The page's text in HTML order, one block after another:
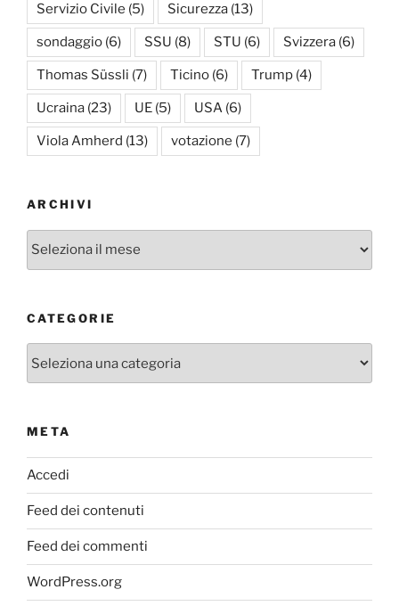
Servizio Civile (5) Sicurezza (13)
sondaggio (6) SSU (8) STU (6) Svizzera (6)
Thomas Süssli (7) Ticino (6) Trump (4)
Ucraina (23) UE (5) USA (6)
Viola Amherd (13) votazione (7)
ARCHIVI
Archivi
CATEGORIE
META
Accedi
Feed dei contenuti
Feed dei commenti
WordPress.org